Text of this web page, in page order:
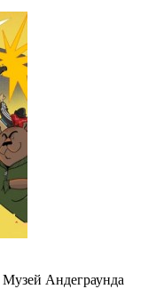
Музей Андеграунда